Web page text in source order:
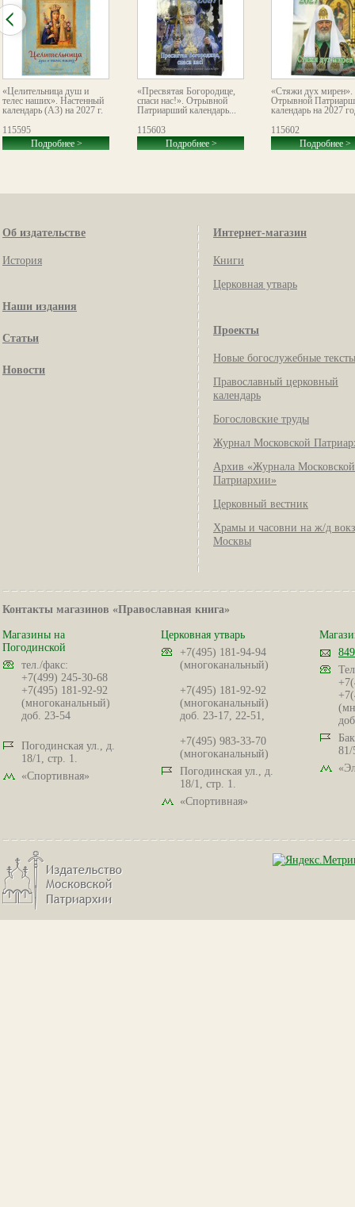
«Целительница душ и
телес наших». Настенный
календарь (А3) на 2027 г.
115595
Подробнее >
«Пресвятая Богородице,
спаси нас!». Отрывной
Патриарший календарь...
115603
Подробнее >
«Стяжи дух мирен».
Отрывной
календарь на 2027
115602
Подробнее >
Об издательстве
История
Наши издания
Статьи
Новости
Интернет-магазин
Книги
Церковная утварь
Проекты
Новые богослужебные тексты
Православный церковный
календарь
Богословские труды
Журнал Московской
Архив «Журнала Московской
Патриархии»
Церковный вестник
Храмы и часовни на ж/д
Москвы
Контакты магазинов «Православная книга»
Магазины на
Погодинской
тел./факс:
+7(499) 245-30-68
+7(495) 181-92-92
(многоканальный)
доб. 23-54
Погодинская ул., д.
18/1, стр. 1.
«Спортивная»
Церковная утварь
+7(495) 181-94-94
(многоканальный)
+7(495) 181-92-92
(многоканальный)
доб. 23-17, 22-51,
+7(495) 983-33-70
(многоканальный)
Погодинская ул., д.
18/1, стр. 1.
«Спортивная»
81/